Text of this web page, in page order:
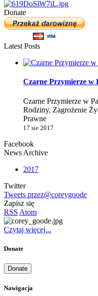
Donate
Latest Posts
Czarne Przymierze w
Czarne Przymierze w
Rodziny, Zagrożenie
Prawne
17 sie 2017
Facebook
News Archive
2017
Twitter
Tweets przez@coreygoode
Zapisz się
RSS Atom
Czytaj więcej...
Donate
Donate
Nawigacja